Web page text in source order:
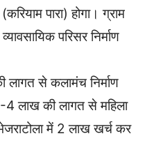
पारा) होगा। ग्राम
परिसर निर्माण
से कलामंच निर्माण
4 लाख की लागत से महिला
में 2 लाख खर्च कर